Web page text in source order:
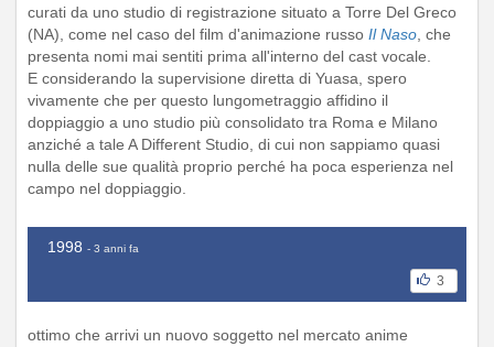
curati da uno studio di registrazione situato a Torre Del Greco
(NA), come nel caso del film d'animazione russo Il Naso , che
presenta nomi mai sentiti prima all'interno del cast vocale.
E considerando la supervisione diretta di Yuasa, spero
vivamente che per questo lungometraggio affidino il
doppiaggio a uno studio più consolidato tra Roma e Milano
anziché a tale A Different Studio, di cui non sappiamo quasi
nulla delle sue qualità proprio perché ha poca esperienza nel
campo nel doppiaggio.
1998 - 3 anni fa
3
ottimo che arrivi un nuovo soggetto nel mercato anime